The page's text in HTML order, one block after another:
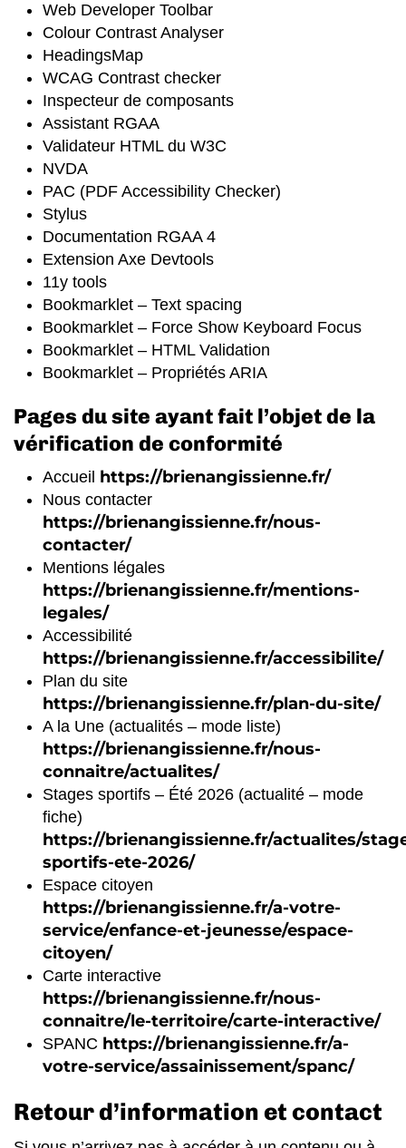
Web Developer Toolbar
Colour Contrast Analyser
HeadingsMap
WCAG Contrast checker
Inspecteur de composants
Assistant RGAA
Validateur HTML du W3C
NVDA
PAC (PDF Accessibility Checker)
Stylus
Documentation RGAA 4
Extension Axe Devtools
11y tools
Bookmarklet – Text spacing
Bookmarklet – Force Show Keyboard Focus
Bookmarklet – HTML Validation
Bookmarklet – Propriétés ARIA
Pages du site ayant fait l’objet de la
vérification de conformité
Accueil https://brienangissienne.fr/
Nous contacter
https://brienangissienne.fr/nous-
contacter/
Mentions légales
https://brienangissienne.fr/mentions-
legales/
Accessibilité
https://brienangissienne.fr/accessibilite/
Plan du site
https://brienangissienne.fr/plan-du-site/
A la Une (actualités – mode liste)
https://brienangissienne.fr/nous-
connaitre/actualites/
Stages sportifs – Été 2026 (actualité – mode
fiche)
https://brienangissienne.fr/actualites/
sportifs-ete-2026/
Espace citoyen
https://brienangissienne.fr/a-votre-
service/enfance-et-jeunesse/espace-
citoyen/
Carte interactive
https://brienangissienne.fr/nous-
connaitre/le-territoire/carte-interactive/
SPANC https://brienangissienne.fr/a-
votre-service/assainissement/spanc/
Retour d’information et contact